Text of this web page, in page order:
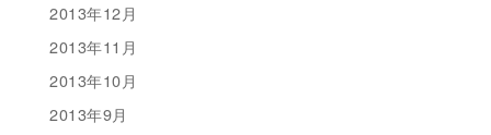
2013年12月
2013年11月
2013年10月
2013年9月